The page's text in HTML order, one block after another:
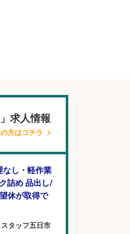
求人情報
方はコチラ
なし・軽作業
詰め 品出し/
休が取得で
タッフ五日市